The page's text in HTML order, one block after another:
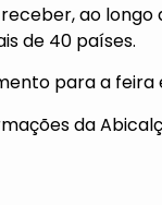
ao longo
de 40 países.
para a feira
da